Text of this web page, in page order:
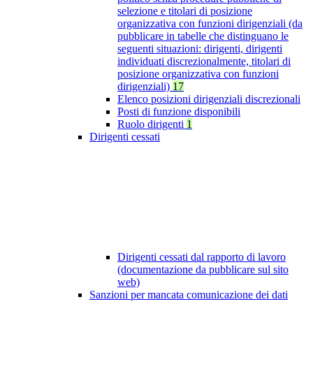
selezione e titolari di posizione
organizzativa con funzioni dirigenziali (da
pubblicare in tabelle che distinguano le
seguenti situazioni: dirigenti, dirigenti
individuati discrezionalmente, titolari di
posizione organizzativa con funzioni
dirigenziali) 17
Elenco posizioni dirigenziali discrezionali
Posti di funzione disponibili
Ruolo dirigenti 1
Dirigenti cessati
Dirigenti cessati dal rapporto di lavoro
(documentazione da pubblicare sul sito
web)
Sanzioni per mancata comunicazione dei dati